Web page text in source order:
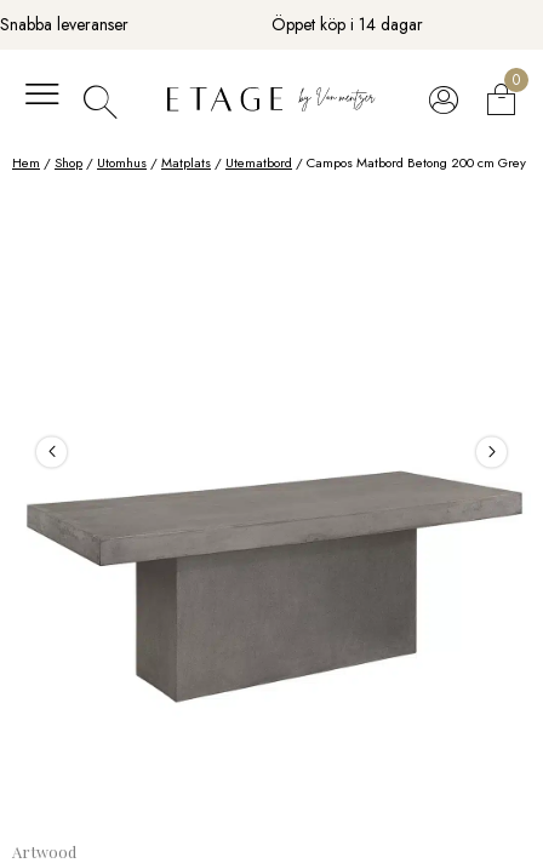
Fortsätt
till
Snabba leveranser Öppet köp i 14 dagar
0
Hem /Shop / Utomhus /Matplats / Utematbord / Campos Matbord Betong 200 cm Grey
Artwood